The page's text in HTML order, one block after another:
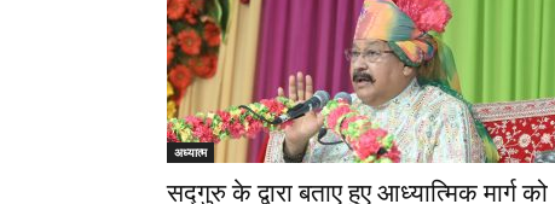
अध्यात्म
सद्गुरु के द्वारा बताए हुए आध्यात्मिक मार्ग को